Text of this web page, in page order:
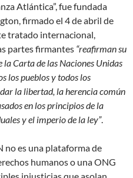
Atlántica”, fue fundada
firmado el 4 de abril de
tratado internacional,
partes firmantes “reafirman su
Carta de las Naciones Unidas
los pueblos y todos los
la libertad, la herencia común
en los principios de la
y el imperio de la ley”.
no es una plataforma de
humanos o una ONG